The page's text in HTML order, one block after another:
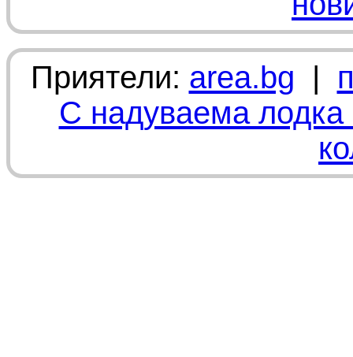
Приятели: area.bg |
С надуваема лодка